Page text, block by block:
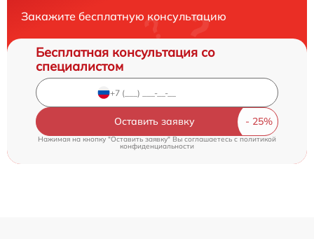
Закажите бесплатную консультацию
Бесплатная консультация со
специалистом
Оставить заявку
Нажимая на кнопку "Оставить заявку" Вы соглашаетесь c политикой
конфиденциальности